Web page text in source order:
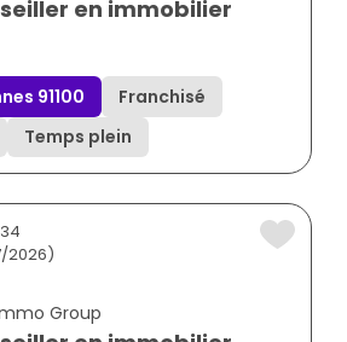
en immobilier
91100
Franchisé
Temps plein
2026)
Group